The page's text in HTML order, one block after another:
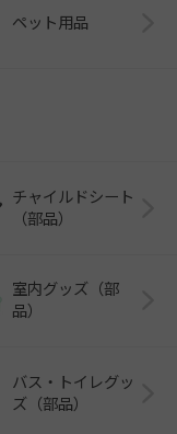
ペット用品
チャイルドシート
（部品）
室内グッズ（部
品）
バス・トイレグッ
ズ（部品）